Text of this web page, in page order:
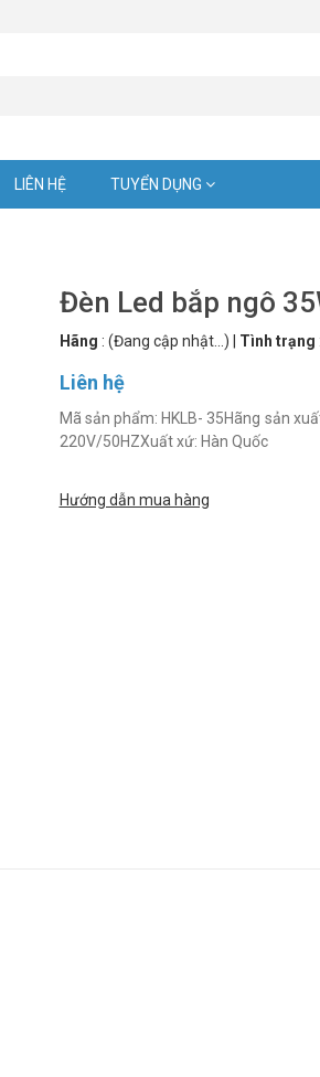
LIÊN HỆ TUYỂN DỤNG
Đèn Led bắp ngô
Hãng : (Đang cập nhật...) Tình trạng
Liên hệ
Mã sản phẩm: HKLB- 35Hãng sản
220V/50HZXuất xứ: Hàn Quốc
Hướng dẫn mua hàng